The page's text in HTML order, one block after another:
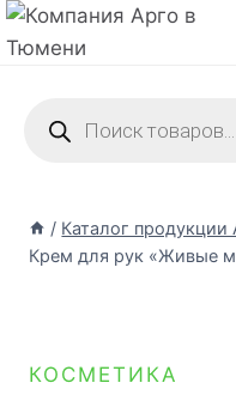
/ Каталог
Крем для рук «Живые
КОСМЕТИКА